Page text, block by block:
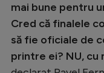
mai bune pentru
Cred că finalele
să fie oficiale de
printre ei? NU, cu